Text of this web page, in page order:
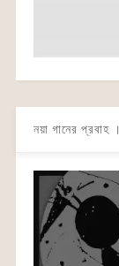
নয়া গানের প্রবাহ